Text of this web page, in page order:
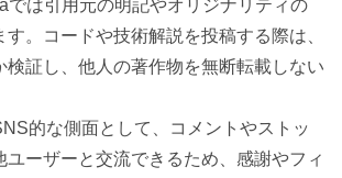
では引用元の明記やオリジナリティの
。コードや技術解説を投稿する際は、
検証し、他人の著作物を無断転載しない
的な側面として、コメントやストッ
ユーザーと交流できるため、感謝やフィ